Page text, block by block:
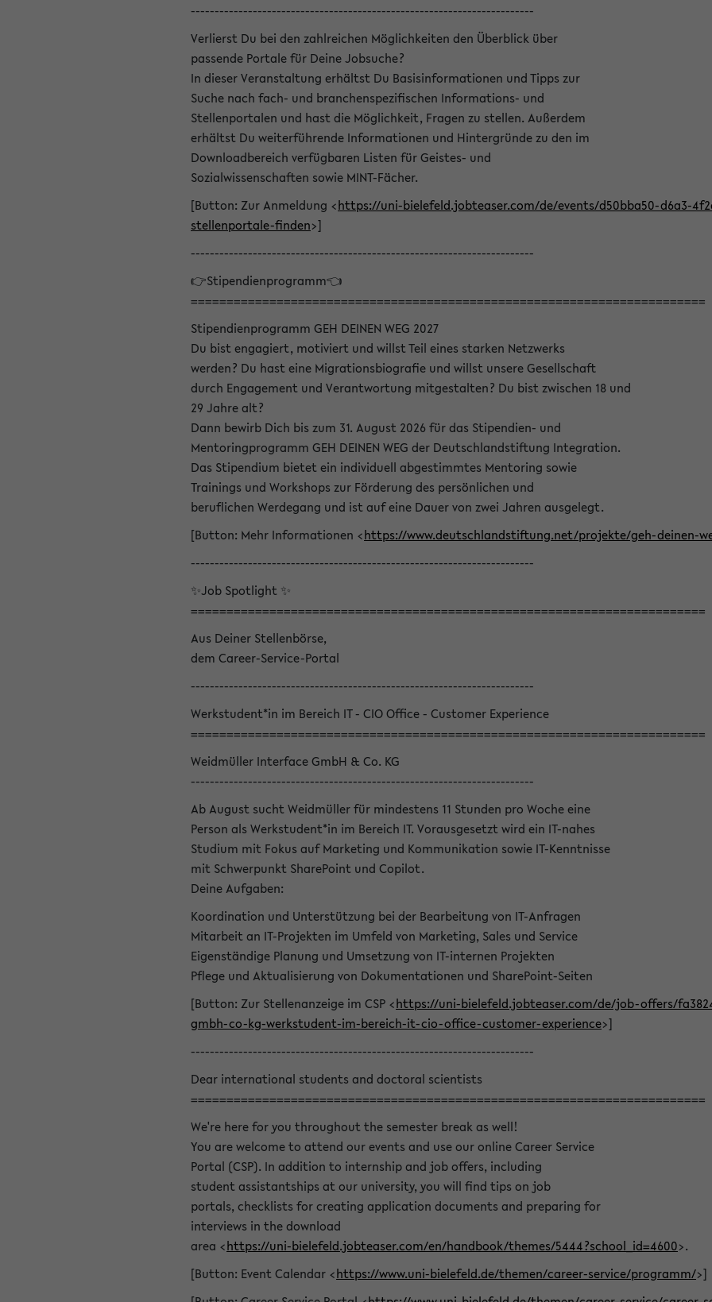
------------------------------------------------------------------------
Verlierst Du bei den zahlreichen Möglichkeiten den Überblick über
passende Portale für Deine Jobsuche?
In dieser Veranstaltung erhältst Du Basisinformationen und Tipps zur
Suche nach fach- und branchenspezifischen Informations- und
Stellenportalen und hast die Möglichkeit, Fragen zu stellen. Außerdem
erhältst Du weiterführende Informationen und Hintergründe zu den im
Downloadbereich verfügbaren Listen für Geistes- und
Sozialwissenschaften sowie MINT-Fächer.
[Button: Zur Anmeldung <https://uni-bielefeld.jobteaser.com/de/events/d50bba50-d6a3-
stellenportale-finden>]
------------------------------------------------------------------------
👉Stipendienprogramm👈
========================================================================
Stipendienprogramm GEH DEINEN WEG 2027
Du bist engagiert, motiviert und willst Teil eines starken Netzwerks
werden? Du hast eine Migrationsbiografie und willst unsere Gesellschaft
durch Engagement und Verantwortung mitgestalten? Du bist zwischen 18 und
29 Jahre alt?
Dann bewirb Dich bis zum 31. August 2026 für das Stipendien- und
Mentoringprogramm GEH DEINEN WEG der Deutschlandstiftung Integration.
Das Stipendium bietet ein individuell abgestimmtes Mentoring sowie
Trainings und Workshops zur Förderung des persönlichen und
beruflichen Werdegang und ist auf eine Dauer von zwei Jahren ausgelegt.
[Button: Mehr Informationen <https://www.deutschlandstiftung.net/projekte/geh-deinen-
------------------------------------------------------------------------
✨Job Spotlight ✨
========================================================================
Aus Deiner Stellenbörse,
dem Career-Service-Portal
------------------------------------------------------------------------
Werkstudent*in im Bereich IT - CIO Office - Customer Experience
========================================================================
Weidmüller Interface GmbH & Co. KG
------------------------------------------------------------------------
Ab August sucht Weidmüller für mindestens 11 Stunden pro Woche eine
Person als Werkstudent*in im Bereich IT. Vorausgesetzt wird ein IT-nahes
Studium mit Fokus auf Marketing und Kommunikation sowie IT-Kenntnisse
mit Schwerpunkt SharePoint und Copilot.
Deine Aufgaben:
Koordination und Unterstützung bei der Bearbeitung von IT-Anfragen
Mitarbeit an IT-Projekten im Umfeld von Marketing, Sales und Service
Eigenständige Planung und Umsetzung von IT-internen Projekten
Pflege und Aktualisierung von Dokumentationen und SharePoint-Seiten
[Button: Zur Stellenanzeige im CSP <https://uni-bielefeld.jobteaser.com/de/job-offers/
gmbh-co-kg-werkstudent-im-bereich-it-cio-office-customer-experience>]
------------------------------------------------------------------------
Dear international students and doctoral scientists
========================================================================
We're here for you throughout the semester break as well!
You are welcome to attend our events and use our online Career Service
Portal (CSP). In addition to internship and job offers, including
student assistantships at our university, you will find tips on job
portals, checklists for creating application documents and preparing for
interviews in the download
area <https://uni-bielefeld.jobteaser.com/en/handbook/themes/5444?school_id=4600>.
[Button: Event Calendar <https://www.uni-bielefeld.de/themen/career-service/programm/>]